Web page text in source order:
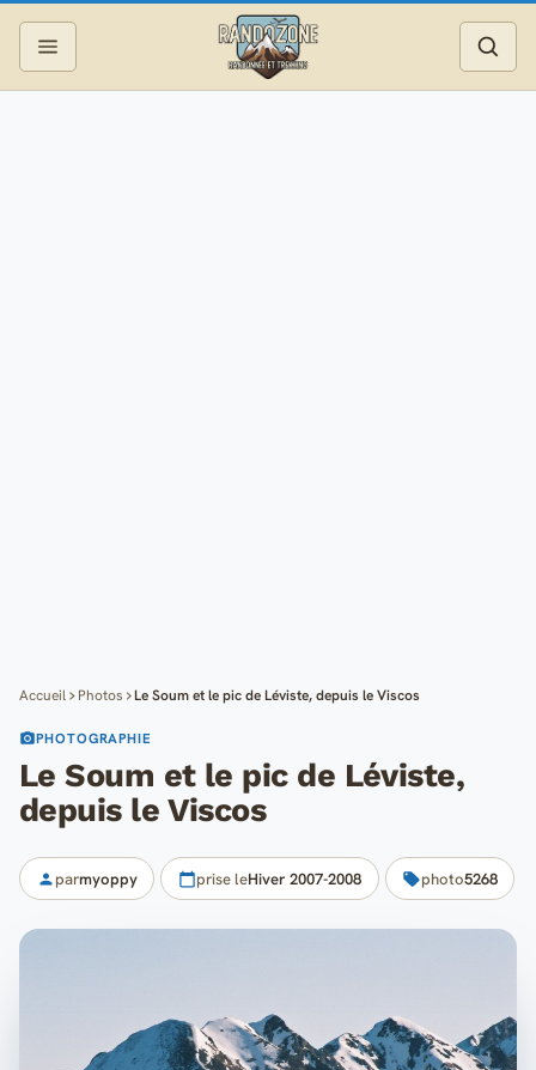
Accueil Photos Le Soum et le pic de Léviste, depuis le Viscos
PHOTOGRAPHIE
Le Soum et le pic de Léviste,
depuis le Viscos
parmyoppy prise leHiver 2007-2008 photo5268